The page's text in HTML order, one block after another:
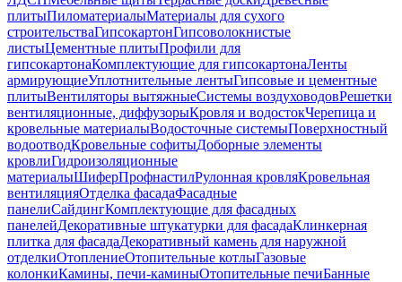
плитыПиломатериалыМатериалы для сухого
строительстваГипсокартонГипсоволокнистые
листыЦементные плитыПрофили для
гипсокартонаКомплектующие для гипсокартонаЛенты
армирующиеУплотнительные лентыГипсовые и цементные
плитыВентиляторы вытяжныеСистемы воздуховодовРешетки
вентиляционные, диффузорыКровля и водостокЧерепица и
кровельные материалыВодосточные системыПоверхностный
водоотводКровельные софитыДоборные элементы
кровлиГидроизоляционные
материалыШиферПрофнастилРулонная кровляКровельная
вентиляцияОтделка фасадаФасадные
панелиСайдингКомплектующие для фасадных
панелейДекоративные штукатурки для фасадаКлинкерная
плитка для фасадаДекоративный камень для наружной
отделкиОтоплениеОтопительные котлыГазовые
колонкиКамины, печи-каминыОтопительные печиБанные